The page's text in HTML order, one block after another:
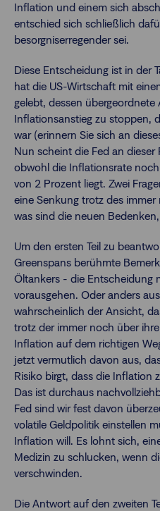
Inflation und einem sich
entschied sich schließlich
besorgniserregender sei.
Diese Entscheidung ist in der
hat die US-Wirtschaft mit
gelebt, dessen
Inflationsanstieg zu stoppen,
war (erinnern Sie sich an
Nun scheint die Fed an dieser
obwohl die Inflationsrate
von 2 Prozent liegt. Zwei
eine Senkung trotz des
was sind die neuen
Um den ersten Teil zu
Greenspans berühmte
Öltankers - die Entscheidung
vorausgehen. Oder anders
wahrscheinlich der Ansicht,
trotz der immer noch über
Inflation auf dem richtigen
jetzt vermutlich davon aus,
Risiko birgt, dass die Inflation
Das ist durchaus
Fed sind wir fest davon
volatile Geldpolitik einstellen
Inflation will. Es lohnt sich,
Medizin zu schlucken, wenn
verschwinden.
Die Antwort auf den zweiten